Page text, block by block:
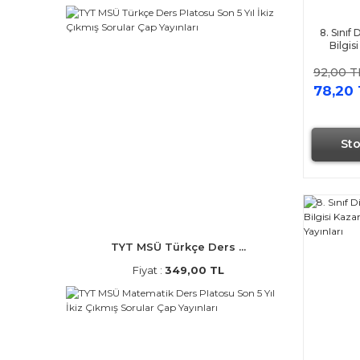
TYT MSÜ Türkçe Ders ...
Fiyat : 349,00 TL
8.
92,00
78,20